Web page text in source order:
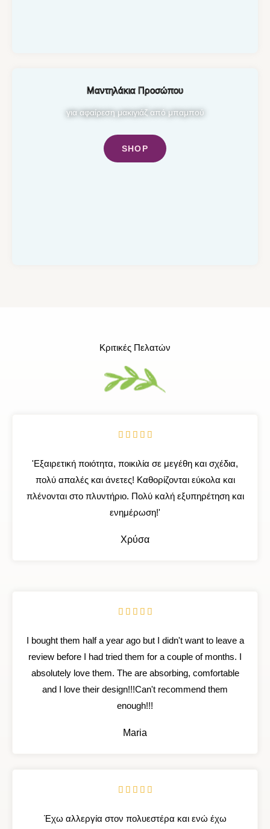
Μαντηλάκια Προσώπου
για αφαίρεση μακιγιάζ από μπαμπού
SHOP
Κριτικές Πελατών
    R
t
e
d
5
5
'Εξαιρετική ποιότητα, ποικιλία σε μεγέθη και σχέδια,
πολύ απαλές και άνετες! Καθορίζονται εύκολα και
πλένονται στο πλυντήριο. Πολύ καλή εξυπηρέτηση και
ενημέρωση!'
Χρύσα
    R
t
e
d
5
o
I bought them half a year ago but I didn't want to leave a
review before I had tried them for a couple of months. I
absolutely love them. The are absorbing, comfortable
and I love their design!!!Can't recommend them
enough!!!
Maria
    R
t
Έχω αλλεργία στον πολυεστέρα και ενώ έχω